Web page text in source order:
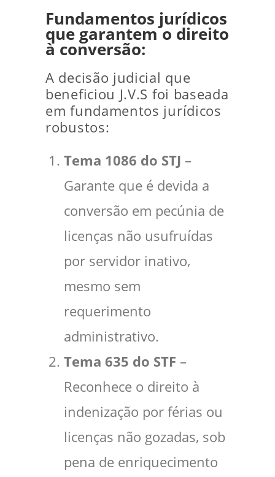
Fundamentos jurídicos
que garantem o direito
à conversão:
A decisão judicial que
beneficiou J.V.S foi baseada
em fundamentos jurídicos
robustos:
Tema 1086 do STJ –
Garante que é devida a
conversão em pecúnia de
licenças não usufruídas
por servidor inativo,
mesmo sem
requerimento
administrativo.
Tema 635 do STF –
Reconhece o direito à
indenização por férias ou
licenças não gozadas, sob
pena de enriquecimento